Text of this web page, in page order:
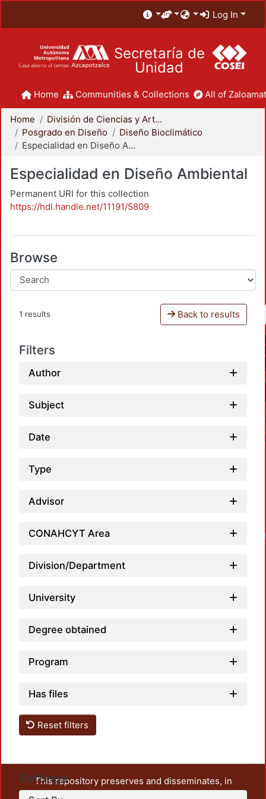
Log In
Secretaría de
Unidad
Home Communities & Collections All of
Home
División de Ciencias y Artes para el Diseño
Posgrado en Diseño
Diseño Bioclimático
Especialidad en Diseño Ambiental
Especialidad en Diseño Ambiental
Permanent URI for this collection
https://hdl.handle.net/11191/5809
Browse
1 results Back to results
Filters
Author
Subject
Date
Type
Advisor
CONAHCYT Area
Division/Department
University
Degree obtained
Program
Has files
Reset filters
Settings
This repository preserves and disseminates, in
unrestricted open access, the teaching and research